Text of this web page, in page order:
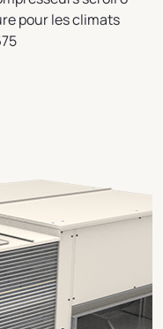
pour les climats